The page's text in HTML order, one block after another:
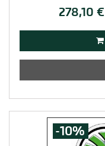
278,10 €

-10%